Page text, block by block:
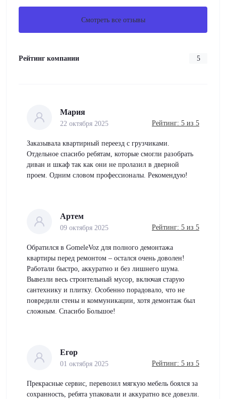
Смотреть все отзывы
Рейтинг компании 5
Мария
22 октября 2025 Рейтинг: 5 из 5
Заказывала квартирный переезд с грузчиками.
Отдельное спасибо ребятам, которые смогли разобрать
диван и шкаф так как они не пролазил в дверной
проем. Одним словом профессионалы. Рекомендую!
Артем
09 октября 2025 Рейтинг: 5 из 5
Обратился в GomeleVoz для полного демонтажа
квартиры перед ремонтом – остался очень доволен!
Работали быстро, аккуратно и без лишнего шума.
Вывезли весь строительный мусор, включая старую
сантехнику и плитку. Особенно порадовало, что не
повредили стены и коммуникации, хотя демонтаж был
сложным. Спасибо Большое!
Егор
01 октября 2025 Рейтинг: 5 из 5
Прекрасные сервис, перевозил мягкую мебель боялся за
сохранность, ребята упаковали и аккуратно все довезли.